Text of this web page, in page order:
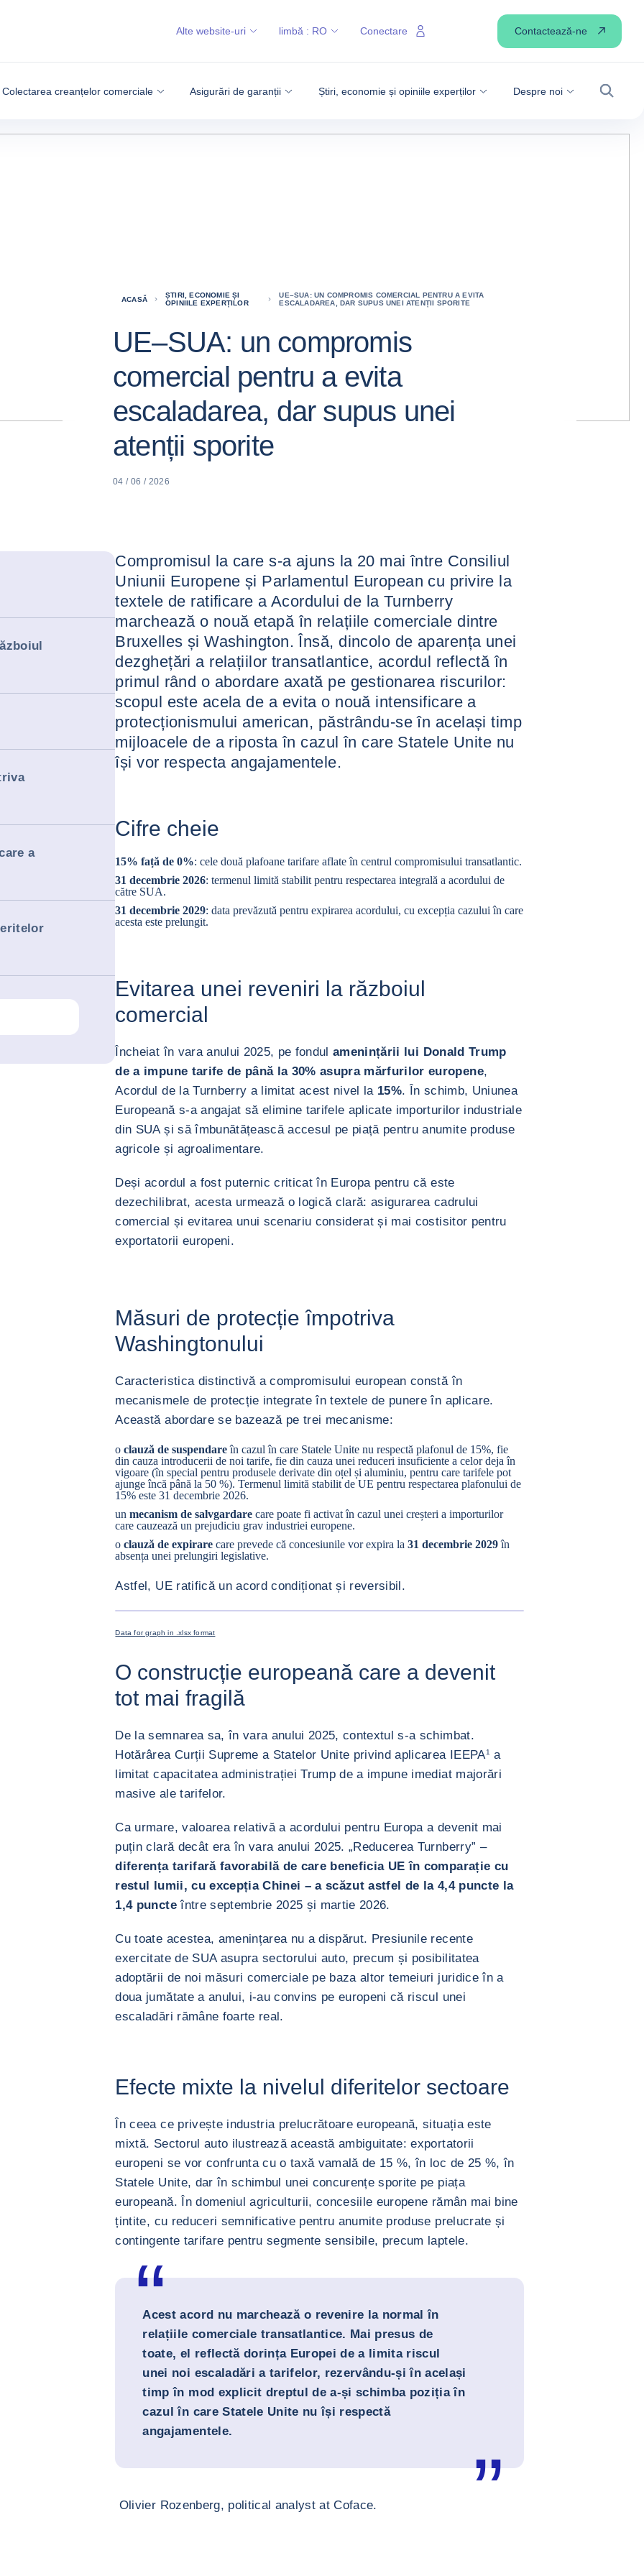
Colectarea creanțelor comerciale Asigurări de garanții Știri, economie și opiniile experților Despre noi
Căutare
Alte website-uri limbă : RO Conectare Contactează-ne
ACASĂ
ȘTIRI, ECONOMIE ȘI
OPINIILE EXPERȚILOR
UE–SUA: UN COMPROMIS COMERCIAL PENTRU A EVITA
ESCALADAREA, DAR SUPUS UNEI ATENȚII SPORITE
UE–SUA: un compromis
comercial pentru a evita
escaladarea, dar supus unei
atenții sporite
04 / 06 / 2026
a
Compromisul la care s-a ajuns la 20 mai între Consiliul
Uniunii Europene și Parlamentul European cu privire la
textele de ratificare a Acordului de la Turnberry
marchează o nouă etapă în relațiile comerciale dintre
Bruxelles și Washington. Însă, dincolo de aparența unei
dezghețări a relațiilor transatlantice, acordul reflectă în
primul rând o abordare axată pe gestionarea riscurilor:
scopul este acela de a evita o nouă intensificare a
protecționismului american, păstrându-se în același timp
mijloacele de a riposta în cazul în care Statele Unite nu
își vor respecta angajamentele.
Cifre cheie
15% față de 0%: cele două plafoane tarifare aflate în centrul compromisului transatlantic.
31 decembrie 2026: termenul limită stabilit pentru respectarea integrală a acordului de
către SUA.
31 decembrie 2029: data prevăzută pentru expirarea acordului, cu excepția cazului în care
acesta este prelungit.
Evitarea unei reveniri la războiul
comercial
Încheiat în vara anului 2025, pe fondulamenințării lui Donald Trump
de a impune tarife de până la 30% asupra mărfurilor europene,
Acordul de la Turnberry a limitat acest nivel la 15%. În schimb, Uniunea
Europeană s-a angajat să elimine tarifele aplicate importurilor industriale
din SUA și să îmbunătățească accesul pe piață pentru anumite produse
agricole și agroalimentare.
Deși acordul a fost puternic criticat în Europa pentru că este
dezechilibrat, acesta urmează o logică clară: asigurarea cadrului
comercial și evitarea unui scenariu considerat și mai costisitor pentru
exportatorii europeni.
Măsuri de protecție împotriva
Washingtonului
Caracteristica distinctivă a compromisului european constă în
mecanismele de protecție integrate în textele de punere în aplicare.
Această abordare se bazează pe trei mecanisme:
oclauză de suspendareîn cazul în care Statele Unite nu respectă plafonul de 15%, fie
din cauza introducerii de noi tarife, fie din cauza unei reduceri insuficiente a celor deja în
vigoare (în special pentru produsele derivate din oțel și aluminiu, pentru care tarifele pot
ajunge încă până la 50 %). Termenul limită stabilit de UE pentru respectarea plafonului de
15% este 31 decembrie 2026.
unmecanism de salvgardare care poate fi activat în cazul unei creșteri a importurilor
care cauzează un prejudiciu grav industriei europene.
oclauză de expirare care prevede că concesiunile vor expira la31 decembrie 2029în
absența unei prelungiri legislative.
Astfel, UE ratifică un acord condiționat și reversibil.
<div class="ibexa_text-field" > rate tarifare </div>
Data for graph in .xlsx format
O construcție europeană care a devenit
tot mai fragilă
De la semnarea sa, în vara anului 2025, contextul s-a schimbat.
Hotărârea Curții Supreme a Statelor Unite privind aplicarea IEEPA1
a
limitat capacitatea administrației Trump de a impune imediat majorări
masive ale tarifelor.
Ca urmare, valoarea relativă a acordului pentru Europa a devenit mai
puțin clară decât era în vara anului 2025. „Reducerea Turnberry” –
diferența tarifară favorabilă de care beneficia UE în comparație cu
restul lumii, cu excepția Chinei – a scăzut astfel de la 4,4 puncte la
1,4 puncteîntre septembrie 2025 și martie 2026.
Cu toate acestea, amenințarea nu a dispărut. Presiunile recente
exercitate de SUA asupra sectorului auto, precum și posibilitatea
adoptării de noi măsuri comerciale pe baza altor temeiuri juridice în a
doua jumătate a anului, i-au convins pe europeni că riscul unei
escaladări rămâne foarte real.
Efecte mixte la nivelul diferitelor sectoare
În ceea ce privește industria prelucrătoare europeană, situația este
mixtă. Sectorul auto ilustrează această ambiguitate: exportatorii
europeni se vor confrunta cu o taxă vamală de 15 %, în loc de 25 %, în
Statele Unite, dar în schimbul unei concurențe sporite pe piața
europeană. În domeniul agriculturii, concesiile europene rămân mai bine
țintite, cu reduceri semnificative pentru anumite produse prelucrate și
contingente tarifare pentru segmente sensibile, precum laptele.
Acest acord nu marchează o revenire la normal în
relațiile comerciale transatlantice. Mai presus de
toate, el reflectă dorința Europei de a limita riscul
unei noi escaladări a tarifelor, rezervându-și în același
timp în mod explicit dreptul de a-și schimba poziția în
cazul în care Statele Unite nu își respectă
angajamentele.
Olivier Rozenberg, political analyst at Coface.